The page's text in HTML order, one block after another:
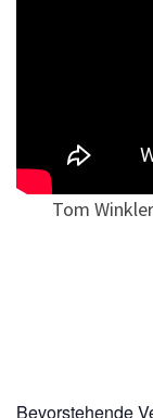
Tom
Bevorstehende